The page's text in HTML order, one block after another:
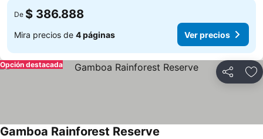
De $ 386.888
Mira precios de 4 páginas Ver precios
Compartir
Opción destacada
Gamboa Rainforest Reserve